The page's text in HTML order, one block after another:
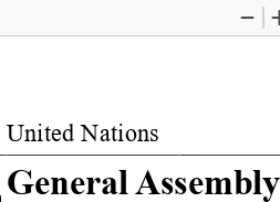
Zoom
United Nations
General Assembly